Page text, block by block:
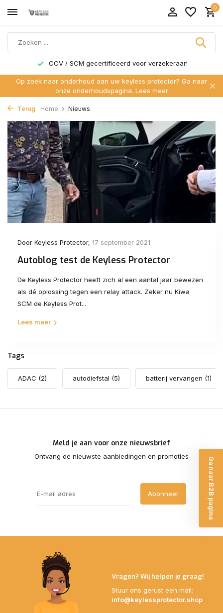
0
CCV / SCM gecertificeerd voor verzekeraar!
Op zoek naar onderhoud aan uw keyless protector? Ga naar
onze onderhoudspagina. Lees meer
Terug Home Nieuws
Door Keyless Protector, 17 september 2021
Autoblog test de Keyless Protector
De Keyless Protector heeft zich al een aantal jaar bewezen
als dé oplossing tegen een relay attack. Zeker nu Kiwa
SCM de Keyless Prot...
Lees meer
Tags
ADAC (2) autodiefstal (5) batterij vervangen (1)
Meld je aan voor onze nieuwsbrief
Ontvang de nieuwste aanbiedingen en promoties
Abonneer
Vragen? Wij helpen je graag!
Stuur ons gerust een mail:
info@keylessprotector.shop
Ga naar B2B pagina